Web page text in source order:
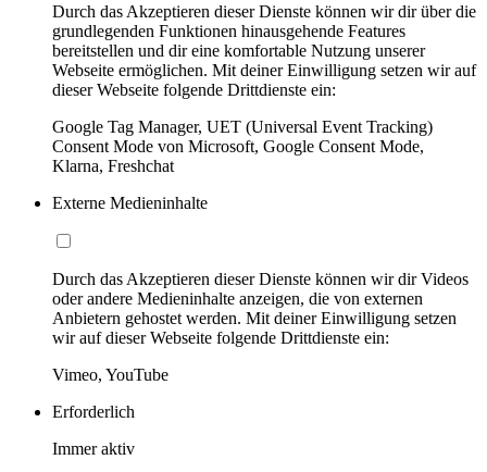
Durch das Akzeptieren dieser Dienste können wir dir über die
grundlegenden Funktionen hinausgehende Features
bereitstellen und dir eine komfortable Nutzung unserer
Webseite ermöglichen. Mit deiner Einwilligung setzen wir auf
dieser Webseite folgende Drittdienste ein:
Google Tag Manager, UET (Universal Event Tracking)
Consent Mode von Microsoft, Google Consent Mode,
Klarna, Freshchat
Externe Medieninhalte
Durch das Akzeptieren dieser Dienste können wir dir Videos
oder andere Medieninhalte anzeigen, die von externen
Anbietern gehostet werden. Mit deiner Einwilligung setzen
wir auf dieser Webseite folgende Drittdienste ein:
Vimeo, YouTube
Erforderlich
Immer aktiv